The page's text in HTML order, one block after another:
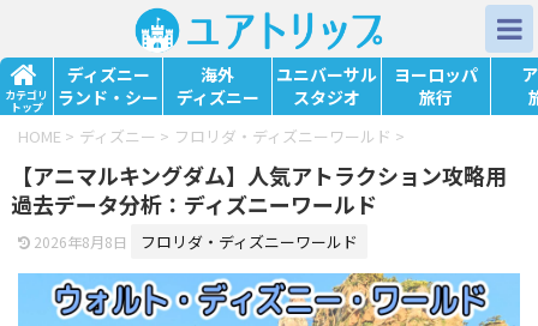
カテゴリ
トップ
ディズニー
ランド・シー
海外
ディズニー
ユニバーサル
スタジオ
ヨーロッパ
旅行
HOME > ディズニー > フロリダ・ディズニーワールド >
【アニマルキングダム】人気アトラクション攻略用
過去データ分析：ディズニーワールド
2026年8月8日 フロリダ・ディズニーワールド